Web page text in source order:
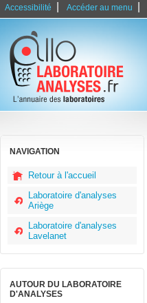
Accessibilité Accéder au menu
NAVIGATION
Retour à l'accueil
Laboratoire d'analyses
Ariège
Laboratoire d'analyses
Lavelanet
AUTOUR DU LABORATOIRE
D'ANALYSES